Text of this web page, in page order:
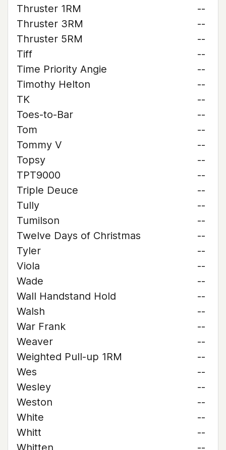
Thruster 1RM
--
Thruster 3RM
--
Thruster 5RM
--
Tiff
--
Time Priority Angie
--
Timothy Helton
--
TK
--
Toes-to-Bar
--
Tom
--
Tommy V
--
Topsy
--
TPT9000
--
Triple Deuce
--
Tully
--
Tumilson
--
Twelve Days of Christmas
--
Tyler
--
Viola
--
Wade
--
Wall Handstand Hold
--
Walsh
--
War Frank
--
Weaver
--
Weighted Pull-up 1RM
--
Wes
--
Wesley
--
Weston
--
White
--
Whitt
--
Whitten
--